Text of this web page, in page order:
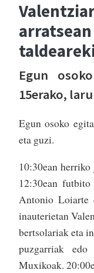
Egun
15erako,
Egun osoko
eta guzi.
10:30ean
12:30ean
Antonio Loiarte
inauterietan
bertsolariak eta
puzgarriak edo
Muxikoak.